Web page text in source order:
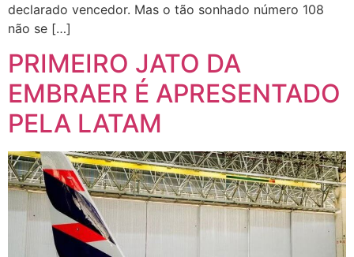
declarado vencedor. Mas o tão sonhado número 108
não se […]
PRIMEIRO JATO DA
EMBRAER É APRESENTADO
PELA LATAM